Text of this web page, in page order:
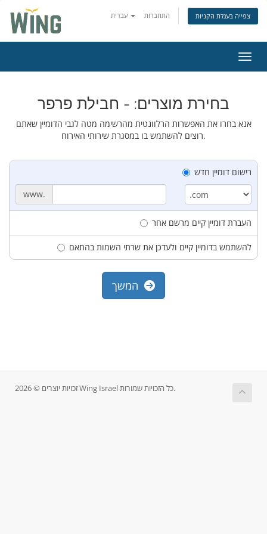
התחברות צפייה בעגלת הקניות
בחירת מוצרים: - חבילת פרפר
אנא בחרו את האפשרות הרלוונטית מהרשימה מטה לגבי הדומיין שאתם
רוצים להשתמש בו במסגרת שירותי האירוח.
רישום דומיין חדש
www.
העברת דומיין קיים מרשם אחר
להשתמש בדומיין קיים ולעדכן את שרתי השמות בהתאם
זכויות יוצרים © 2026 Wing Israel כל הזכויות שמורות.